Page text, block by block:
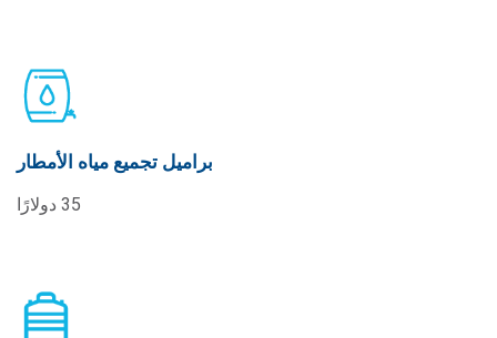
براميل تجميع مياه الأمطار
35 دولارًا